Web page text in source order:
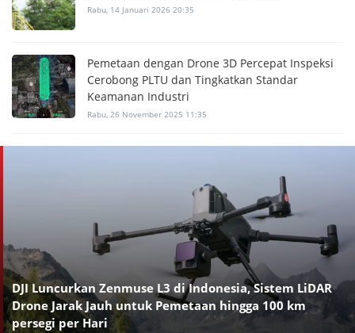
Rabu, 14 Januari 2026 20:35
Pemetaan dengan Drone 3D Percepat Inspeksi
Cerobong PLTU dan Tingkatkan Standar
Keamanan Industri
Rabu, 26 November 2025 11:35
DJI Luncurkan Zenmuse L3 di Indonesia, Sistem LiDAR
Drone Jarak Jauh untuk Pemetaan hingga 100 km
persegi per Hari